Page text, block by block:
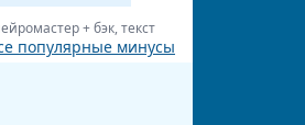
+ бэк, текст
популярные минусы